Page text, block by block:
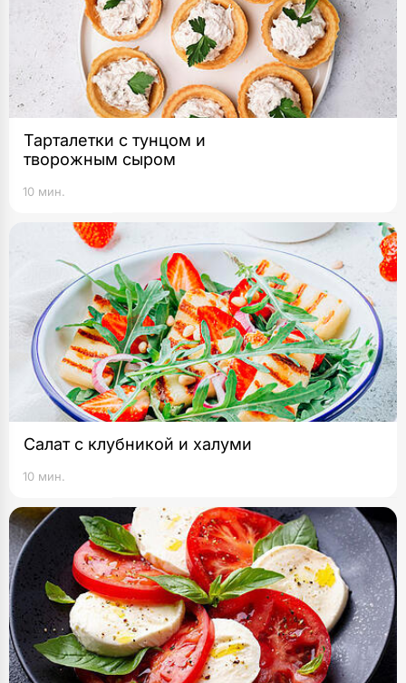
Тарталетки с тунцом и
творожным сыром
10 мин.
Салат с клубникой и халуми
10 мин.